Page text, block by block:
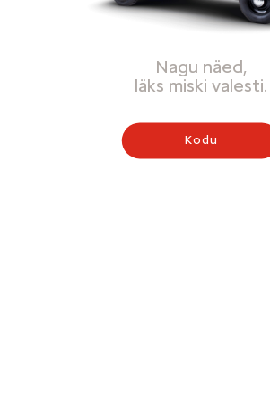
Nagu näed,
läks miski valesti.
Kodu